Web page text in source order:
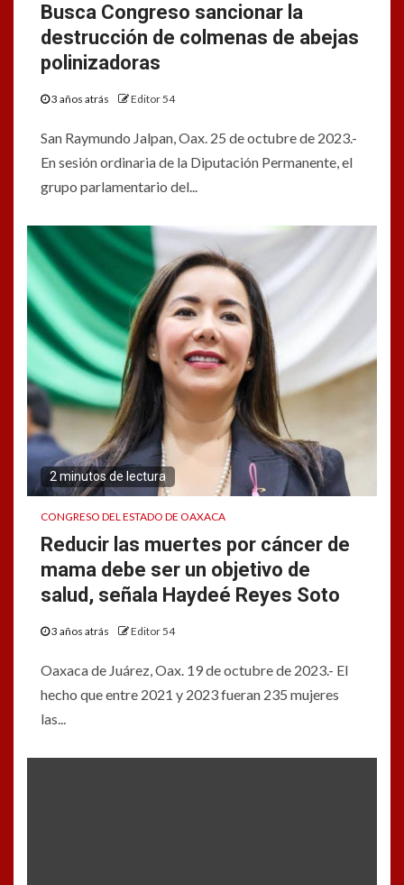
Busca Congreso sancionar la
destrucción de colmenas de abejas
polinizadoras
3 años atrás Editor 54
San Raymundo Jalpan, Oax. 25 de octubre de 2023.-
En sesión ordinaria de la Diputación Permanente, el
grupo parlamentario del...
2 minutos de lectura
CONGRESO DEL ESTADO DE OAXACA
Reducir las muertes por cáncer de
mama debe ser un objetivo de
salud, señala Haydeé Reyes Soto
3 años atrás Editor 54
Oaxaca de Juárez, Oax. 19 de octubre de 2023.- El
hecho que entre 2021 y 2023 fueran 235 mujeres
las...